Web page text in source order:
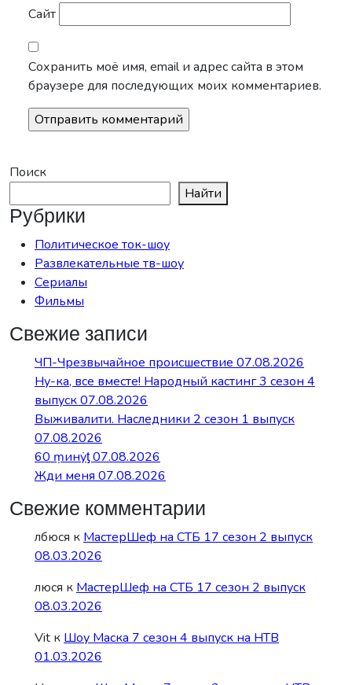
Сайт
Сохранить моё имя, email и адрес сайта в этом
браузере для последующих моих комментариев.
Поиск
Найти
Рубрики
Политическое ток-шоу
Развлекательные тв-шоу
Сериалы
Фильмы
Свежие записи
ЧП-Чрезвычайное происшествие 07.08.2026
Ну-ка, все вместе! Народный кастинг 3 сезон 4
выпуск 07.08.2026
Выживалити. Наследники 2 сезон 1 выпуск
07.08.2026
60 ṃинẏƫ 07.08.2026
Жди меня 07.08.2026
Свежие комментарии
лбюся к МастерШеф на СТБ 17 сезон 2 выпуск
08.03.2026
люся к МастерШеф на СТБ 17 сезон 2 выпуск
08.03.2026
Vit к Шоу Маска 7 сезон 4 выпуск на НТВ
01.03.2026